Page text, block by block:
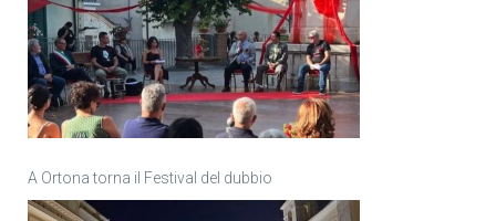
A Ortona torna il Festival del dubbio